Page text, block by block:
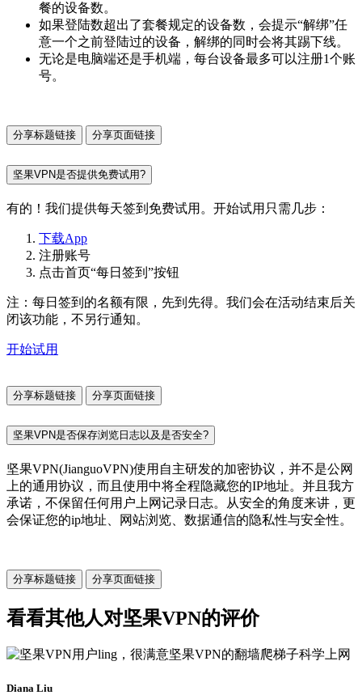
餐的设备数。
如果登陆数超出了套餐规定的设备数，会提示“解绑”任
意一个之前登陆过的设备，解绑的同时会将其踢下线。
无论是电脑端还是手机端，每台设备最多可以注册1个账
号。
分享标题链接 分享页面链接
坚果VPN是否提供免费试用?
有的！我们提供每天签到免费试用。开始试用只需几步：
下载App
注册账号
点击首页“每日签到”按钮
注：每日签到的名额有限，先到先得。我们会在活动结束后关
闭该功能，不另行通知。
开始试用
分享标题链接 分享页面链接
坚果VPN是否保存浏览日志以及是否安全?
坚果VPN(JianguoVPN)使用自主研发的加密协议，并不是公网
上的通用协议，而且使用中将全程隐藏您的IP地址。并且我方
承诺，不保留任何用户上网记录日志。从安全的角度来讲，更
会保证您的ip地址、网站浏览、数据通信的隐私性与安全性。
分享标题链接 分享页面链接
看看其他人对坚果VPN的评价
Diana Liu